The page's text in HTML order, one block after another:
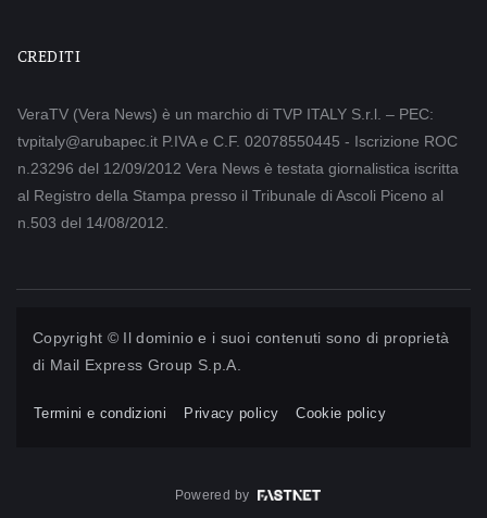
CREDITI
VeraTV (Vera News) è un marchio di TVP ITALY S.r.l. – PEC:
tvpitaly@arubapec.it P.IVA e C.F. 02078550445 - Iscrizione ROC
n.23296 del 12/09/2012 Vera News è testata giornalistica iscritta
al Registro della Stampa presso il Tribunale di Ascoli Piceno al
n.503 del 14/08/2012.
Copyright © Il dominio e i suoi contenuti sono di proprietà
di Mail Express Group S.p.A.
Termini e condizioni Privacy policy Cookie policy
Powered by